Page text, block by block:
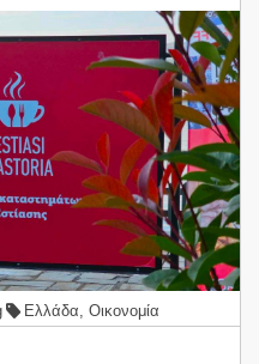
Ελλάδα, Οικονομία